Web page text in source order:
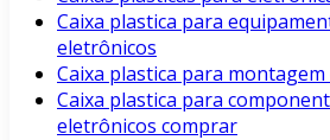
Caixa plastica para
eletrônicos
Caixa plastica para
Caixa plastica para
eletrônicos comprar